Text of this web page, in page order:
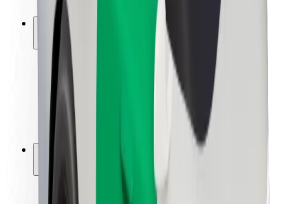
Urban Fund
Biztonság
Utasbiztonság
Sofőr biztonság
E-roller biztonság
Biztonsági részleg
Lokációk